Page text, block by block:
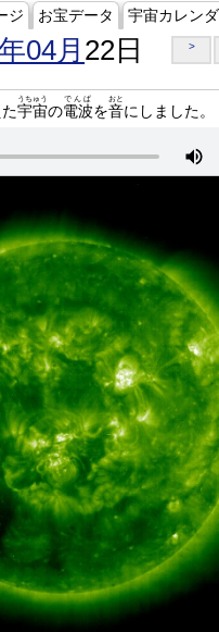
ジ お宝データ 宇宙カレン
04月 22日 >
宇宙
うちゅう
の電波
でんぱ
を音
おと
にしました。